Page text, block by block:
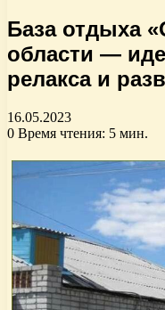
База отдыха
области —
релакса и
16.05.2023
0 Время чтения: 5 мин.